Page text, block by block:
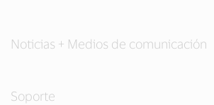
Noticias + Medios de comunicación
Soporte